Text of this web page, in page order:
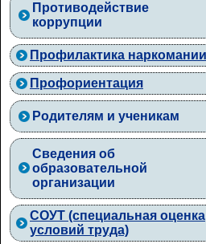
Противодействие
коррупции
Профилактика наркомании
Профориентация
Родителям и ученикам
Сведения об
образовательной
организации
СОУТ (специальная оценка
условий труда)